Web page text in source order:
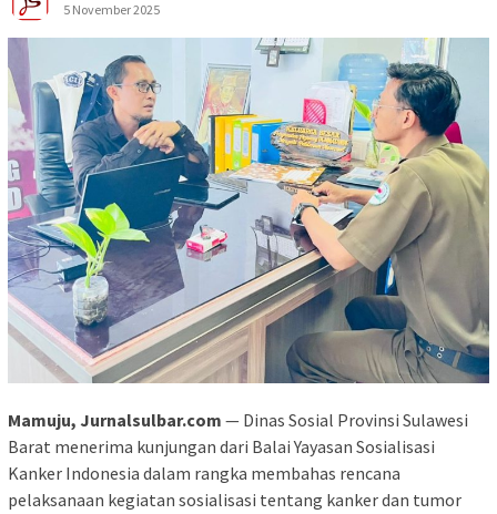
5 November 2025
Mamuju, Jurnalsulbar.com — Dinas Sosial Provinsi Sulawesi
Barat menerima kunjungan dari Balai Yayasan Sosialisasi
Kanker Indonesia dalam rangka membahas rencana
pelaksanaan kegiatan sosialisasi tentang kanker dan tumor